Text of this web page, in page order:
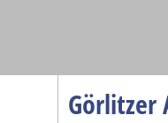
Görlitzer